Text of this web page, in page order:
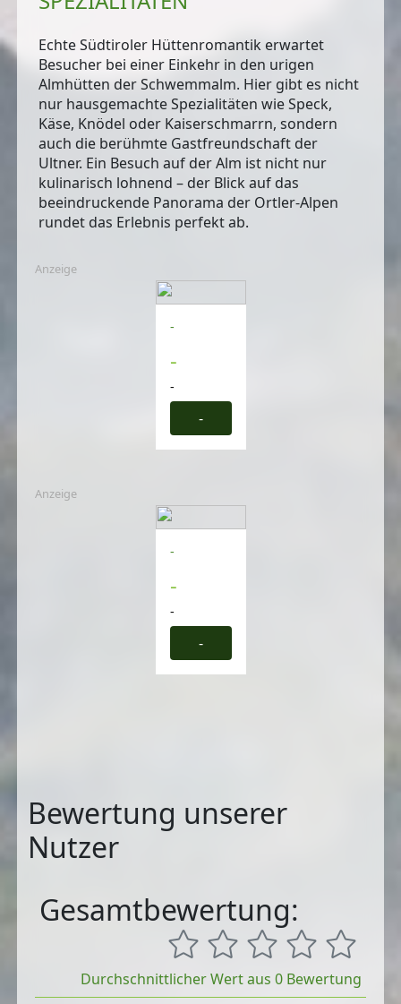
EchteSüdtiroler Hüttenromantikerwartet
Besucher bei einer Einkehr in den urigen
Almhütten der Schwemmalm. Hier gibt es nicht
nur hausgemachte Spezialitäten wie Speck,
Käse, Knödel oder Kaiserschmarrn, sondern
auch die berühmte Gastfreundschaft der
Ultner. Ein Besuch auf der Alm ist nicht nur
kulinarisch lohnend – der Blick auf das
beeindruckende Panorama der Ortler-Alpen
rundet das Erlebnis perfekt ab.
Anzeige
-
-
-
-
Anzeige
-
-
-
-
Bewertung unserer
Nutzer
Gesamtbewertung:
Durchschnittlicher Wert aus 0 Bewertung